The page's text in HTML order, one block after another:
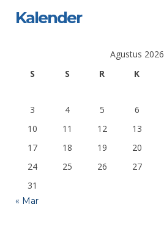
Kalender
Agustus 2026
S
S R K
3
4 5 6
10
11 12 13
17
18 19 20
24
25 26 27
31
« Mar